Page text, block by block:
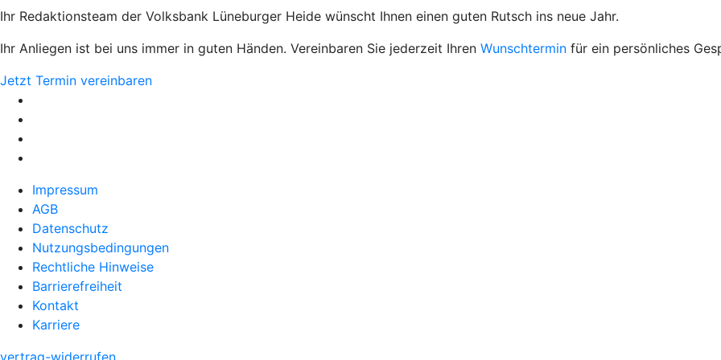
Ihr Redaktionsteam der Volksbank Lüneburger Heide wünscht Ihnen einen guten Rutsch ins neue Jahr.
Ihr Anliegen ist bei uns immer in guten Händen. Vereinbaren Sie jederzeit Ihren Wunschtermin für ein persönliches
Jetzt Termin vereinbaren
Impressum
AGB
Datenschutz
Nutzungsbedingungen
Rechtliche Hinweise
Barrierefreiheit
Kontakt
Karriere
vertrag-widerrufen